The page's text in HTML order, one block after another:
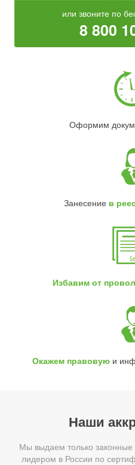
или звоните по
8 800
Оформим
Занесение в
Избавим от
Окажем правовую и
Наши
Мы выдаем только законные
лидером в России по